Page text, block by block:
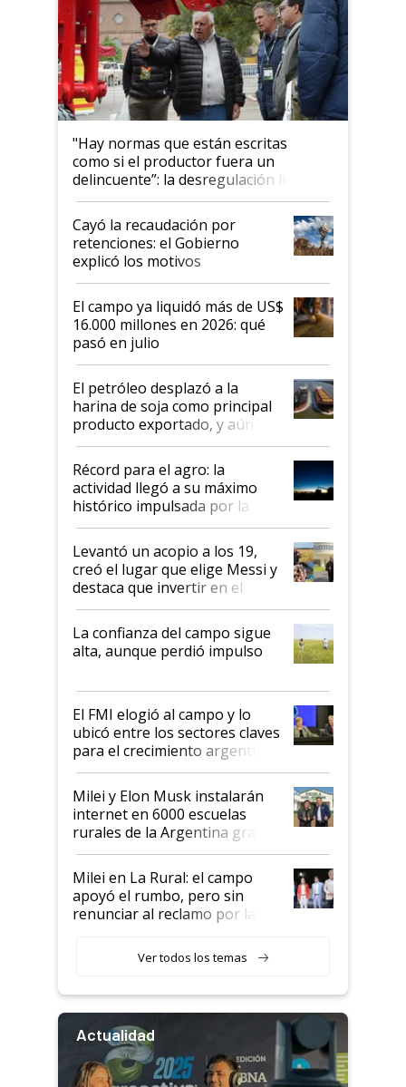
"Hay normas que están escritas
como si el productor fuera un
delincuente”: la desregulación llegó
al Congreso Aapresid y hasta se
habló del financiamiento al IPCVA
Cayó la recaudación por
retenciones: el Gobierno
explicó los motivos
El campo ya liquidó más de US$
16.000 millones en 2026: qué
pasó en julio
El petróleo desplazó a la
harina de soja como principal
producto exportado, y aún así
el agro aportó casi seis de cada
diez dólares y sostuvo el
liderazgo en un semestre
récord
Récord para el agro: la
actividad llegó a su máximo
histórico impulsada por la
cosecha y las exportaciones
Levantó un acopio a los 19,
creó el lugar que elige Messi y
destaca que invertir en el
kirchnerismo era como "darle
plata a un hijo para droga":
Juan Félix Rossetti, el libertario
que de una dura crisis salió
de Milei
La confianza del campo sigue
alta, aunque perdió impulso
El FMI elogió al campo y lo
ubicó entre los sectores claves
para el crecimiento argentino
Milei y Elon Musk instalarán
internet en 6000 escuelas
rurales de la Argentina gracias
a un acuerdo con Starlink
Milei en La Rural: el campo
apoyó el rumbo, pero sin
renunciar al reclamo por las
Ver todos los temas
Actualidad